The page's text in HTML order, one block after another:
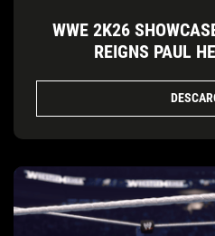
WWE 2K26
REIGNS PAUL